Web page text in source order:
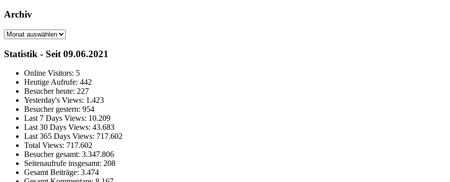
Archiv
Archiv
Statistik - Seit 09.06.2021
Online Visitors: 5
Heutige Aufrufe: 442
Besucher heute: 227
Yesterday's Views: 1.423
Besucher gestern: 954
Last 7 Days Views: 10.209
Last 30 Days Views: 43.683
Last 365 Days Views: 717.602
Total Views: 717.602
Besucher gesamt: 3.347.806
Seitenaufrufe insgesamt: 208
Gesamt Beiträge: 3.474